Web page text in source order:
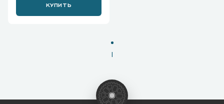
КУПИТЬ
1